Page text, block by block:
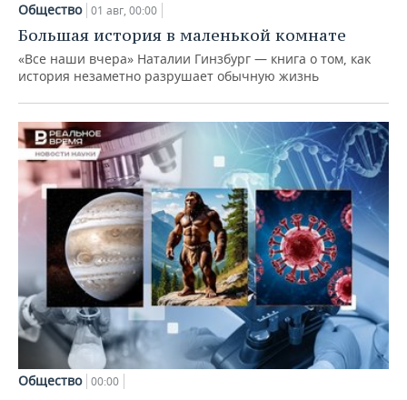
Общество 01 авг, 00:00
Большая история в маленькой комнате
«Все наши вчера» Наталии Гинзбург — книга о том, как
история незаметно разрушает обычную жизнь
Общество 00:00